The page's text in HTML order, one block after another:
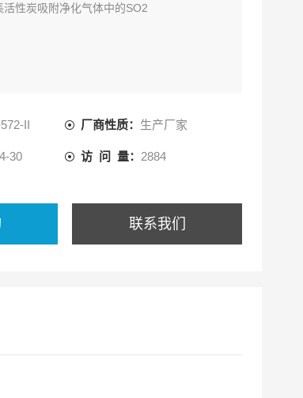
活性炭吸附净化气体中的SO2
II 厂商性质： 生产厂家
30 访 问 量： 2884
联系我们